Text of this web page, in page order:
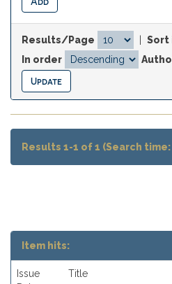
Results/Page
Sort
In order
Results 1-1 of 1 (Search
Item hits:
Issue
Title